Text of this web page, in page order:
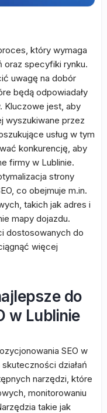
który wymaga
oraz specyfiki rynku.
uwagę na dobór
będą odpowiadały
Kluczowe jest, aby
wyszukiwane przez
usług w tym
konkurencję, aby
firmy w Lublinie.
strony
co obejmuje m.in.
takich jak adres i
mapy dojazdu.
dostosowanych do
więcej
do
w Lublinie
SEO w
działań
narzędzi, które
monitorowaniu
takie jak